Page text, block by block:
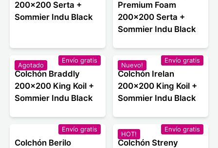
200x200 Serta +
Sommier Indu Black
Premium Foam
200x200 Serta +
Sommier Indu Black
Agotado
Envío gratis
Colchón Braddly
200x200 King Koil +
Sommier Indu Black
Nuevo!
Envío gratis
Colchón Irelan
200x200 King Koil +
Sommier Indu Black
Envío gratis
Colchón Berilo
HOT!
Envío gratis
Colchón Streny